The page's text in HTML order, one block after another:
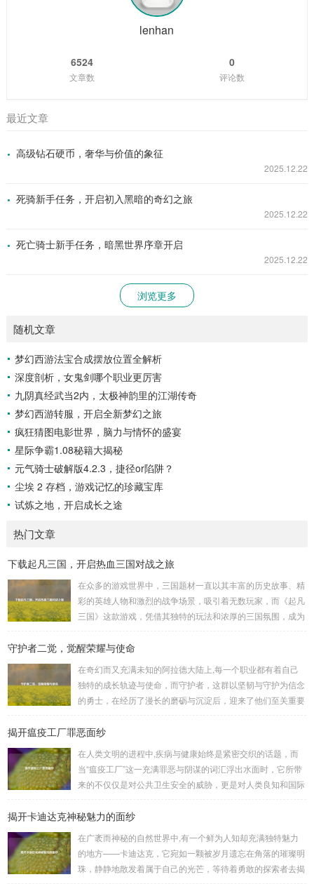
比，它们的皮更是有着极高的价值，菲兹在心中暗暗立下了成
为一名出色海牛猎手的志向。 随着时间的推移,...
lenhan
6524
文章数
0
评论数
最近文章
高级钻石硬币，奢华与价值的象征
2025.12.22
死骑新手任务，开启初入黑暗的奇幻之旅
2025.12.22
死亡骑士新手任务，暗黑世界序章开启
2025.12.22
浏览更多
随机文章
梦幻西游法宝合成摆放位置全解析
深度剖析，女鬼剑哪个职业更厉害
九阴真经武当2内，太极神韵里的江湖传奇
梦幻西游转服，开启全新梦幻之旅
疯狂猜图电影世界，脑力与情怀的盛宴
星际争霸1.08秘籍大揭秘
元气骑士破解版4.2.3，捷径or陷阱？
尘埃 2 存档，游戏记忆的珍藏宝库
试炼之地，开启成长之途
热门文章
下载起凡三国，开启热血三国对战之旅
在众多的游戏世界中，三国题材一直以其丰富的历史故事、精
彩的英雄人物和激烈的战争场景，吸引着无数玩家，而《起凡
三国》这款游戏，凭借其独特的玩法和浓厚的三国氛围，成为
何进行起凡三国下载,开启一段热血的三国对战之旅。 《起凡
以化身为三国时期的知名将领，如勇猛无双的吕布、足智多谋
的诸葛亮、忠义双全的关羽等，率领自己的军队在战场上冲锋
陷阵、排兵布阵，游戏中的每一场战斗都充满了变...
守护者二觉，觉醒荣耀与使命
在奇幻而又充满未知的阿拉德大陆上,每一个职业都有着自己
独特的成长轨迹与使命，而守护者，这群以坚韧与守护为信念
的勇士，在经历了漫长的磨砺与沉淀后，迎来了他们至关重要
大陆的那一刻起，便肩负着守护的重任，他们身躯魁梧，手持
来自各方的邪恶势力，最初，他们凭借着基础的技能和坚定的
意志，在一次次战斗中积累着经验，不断成长，无论是在阴森
恐怖的地下墓穴，还是在战火纷飞的前线战场，守...
揭开瘟疫工厂罪恶面纱
在人类文明的进程中,疾病与健康始终是紧密交织的话题，而
当“瘟疫工厂”这一充满罪恶与阴谋的词汇浮出水面时，它所带
来的不仅仅是对公共卫生安全的威胁，更是对人类良知和国际
是一些别有用心的势力为了实现其不可告人的目的，秘密设立
科学研究的外衣，实则干着违背人道、危害全球的勾当。 从
历史上看,生物武器的使用曾经给人类带来过惨痛的教训，在
战争时期，某些国家就曾利用细菌、病毒...
揭开卡迪达克神秘魅力的面纱
在广袤而神秘的自然世界中,有一个鲜为人知却充满独特魅力
的地方——卡迪达克，它宛如一颗被岁月遗忘在角落的璀璨明
珠，静静地散发着属于自己的光芒，等待着勇敢的探索者去揭